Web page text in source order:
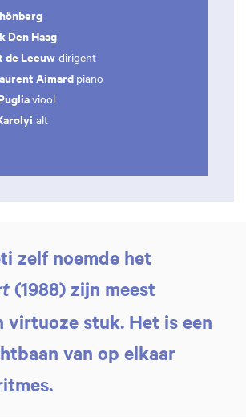
Den Haag
de Leeuw dirigent
Aimard piano
viool
alt
zelf noemde het
(1988) zijn meest
virtuoze stuk. Het is een
van op elkaar